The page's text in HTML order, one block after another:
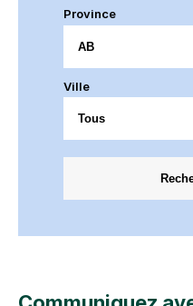
Province
Ville